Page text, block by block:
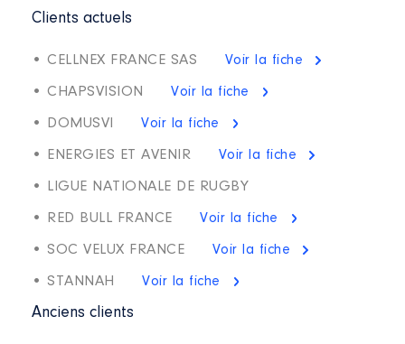
Clients actuels
• CELLNEX FRANCE SAS Voir la fiche
• CHAPSVISION Voir la fiche
• DOMUSVI Voir la fiche
• ENERGIES ET AVENIR Voir la fiche
• LIGUE NATIONALE DE RUGBY
• RED BULL FRANCE Voir la fiche
• SOC VELUX FRANCE Voir la fiche
• STANNAH Voir la fiche
Anciens clients